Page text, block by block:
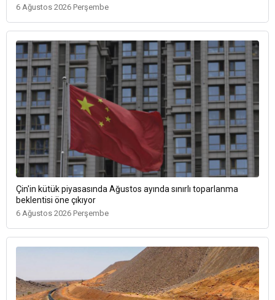
6 Ağustos 2026 Perşembe
Çin'in kütük piyasasında Ağustos ayında sınırlı toparlanma
beklentisi öne çıkıyor
6 Ağustos 2026 Perşembe